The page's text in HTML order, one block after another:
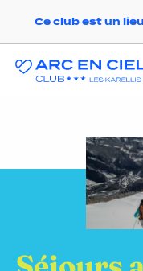
Ce club est un